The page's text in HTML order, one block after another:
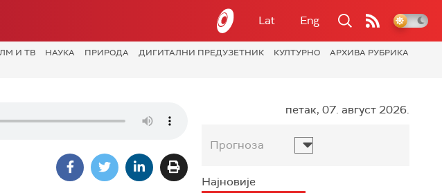
Lat Eng
И ТВ НАУКА ПРИРОДА ДИГИТАЛНИ ПРЕДУЗЕТНИК КУЛТУРНО
АРХИВА РУБРИКА
петак, 07. август 2026.
Прогноза
Најновије